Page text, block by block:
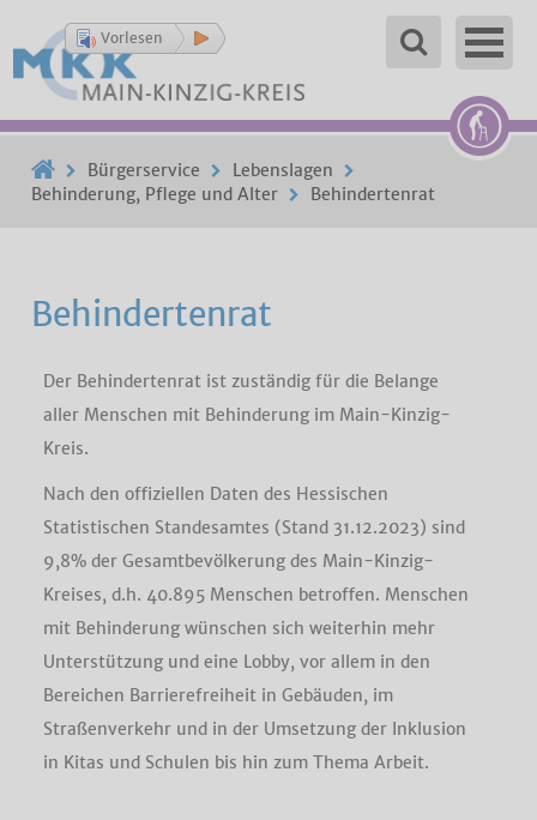
Vorlesen
Bürgerservice
Lebenslagen
Behinderung, Pflege und Alter
Behindertenrat
Behindertenrat
Der Behindertenrat ist zuständig für die Belange
aller Menschen mit Behinderung im Main-Kinzig-
Kreis.
Nach den offiziellen Daten des Hessischen
Statistischen Standesamtes (Stand 31.12.2023) sind
9,8% der Gesamtbevölkerung des Main-Kinzig-
Kreises, d.h. 40.895 Menschen betroffen. Menschen
mit Behinderung wünschen sich weiterhin mehr
Unterstützung und eine Lobby, vor allem in den
Bereichen Barrierefreiheit in Gebäuden, im
Straßenverkehr und in der Umsetzung der Inklusion
in Kitas und Schulen bis hin zum Thema Arbeit.